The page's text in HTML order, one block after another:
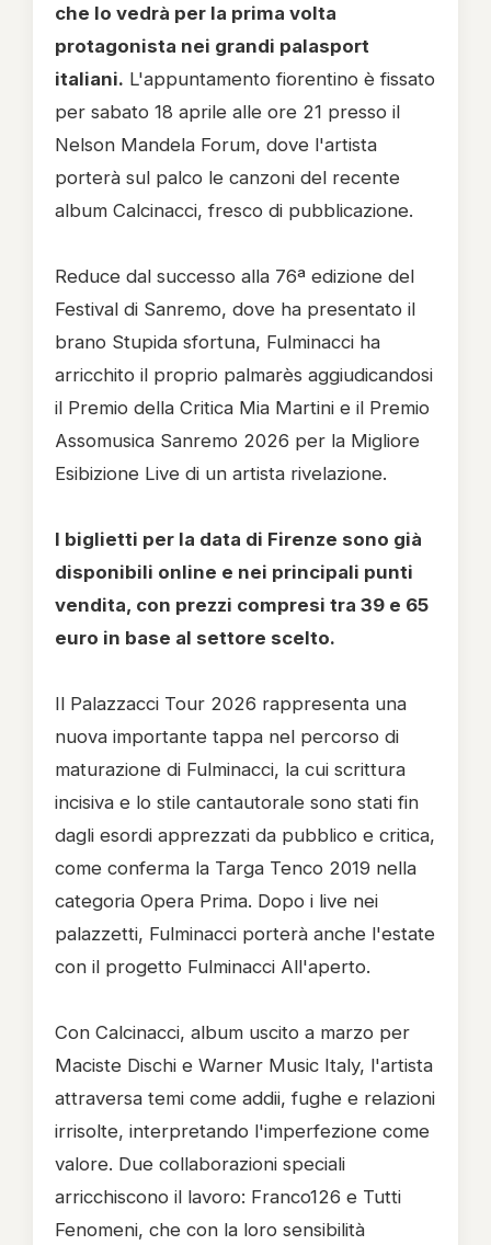
che lo vedrà per la prima volta
protagonista nei grandi palasport
italiani. L'appuntamento fiorentino è fissato
per sabato 18 aprile alle ore 21 presso il
Nelson Mandela Forum, dove l'artista
porterà sul palco le canzoni del recente
album Calcinacci, fresco di pubblicazione.
Reduce dal successo alla 76ª edizione del
Festival di Sanremo, dove ha presentato il
brano Stupida sfortuna, Fulminacci ha
arricchito il proprio palmarès aggiudicandosi
il Premio della Critica Mia Martini e il Premio
Assomusica Sanremo 2026 per la Migliore
Esibizione Live di un artista rivelazione.
I biglietti per la data di Firenze sono già
disponibili online e nei principali punti
vendita, con prezzi compresi tra 39 e 65
euro in base al settore scelto.
Il Palazzacci Tour 2026 rappresenta una
nuova importante tappa nel percorso di
maturazione di Fulminacci, la cui scrittura
incisiva e lo stile cantautorale sono stati fin
dagli esordi apprezzati da pubblico e critica,
come conferma la Targa Tenco 2019 nella
categoria Opera Prima. Dopo i live nei
palazzetti, Fulminacci porterà anche l'estate
con il progetto Fulminacci All'aperto.
Con Calcinacci, album uscito a marzo per
Maciste Dischi e Warner Music Italy, l'artista
attraversa temi come addii, fughe e relazioni
irrisolte, interpretando l'imperfezione come
valore. Due collaborazioni speciali
arricchiscono il lavoro: Franco126 e Tutti
Fenomeni, che con la loro sensibilità